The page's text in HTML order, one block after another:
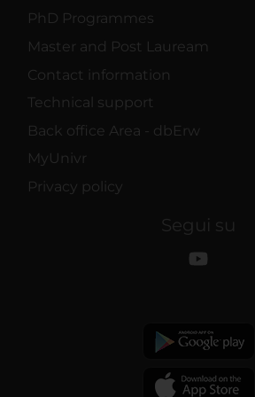
PhD Programmes
Master and Post Lauream
Contact information
Technical support
Back office Area - dbErw
MyUnivr
Privacy policy
Segui su